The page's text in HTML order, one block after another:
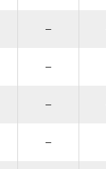
–
–
–
–